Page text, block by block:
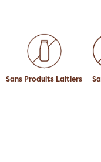
Sans Produits Laitiers